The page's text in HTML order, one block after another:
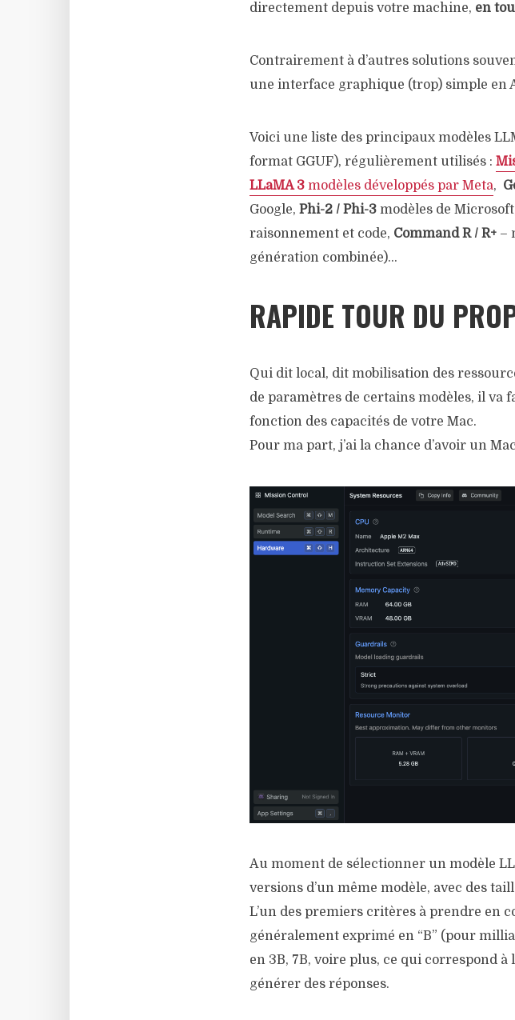
directement depuis votre machine, en
Contrairement à d’autres solutions
une interface graphique (trop) simple en
Voici une liste des principaux modèles
format GGUF), régulièrement utilisés :
LLaMA 3 modèles développés par Meta,
Google, Phi-2 / Phi-3 modèles de
raisonnement et code, Command R / R+ –
génération combinée)…
RAPIDE TOUR DU
Qui dit local, dit mobilisation des
de paramètres de certains modèles, il
fonction des capacités de votre Mac.
Pour ma part, j’ai la chance d’avoir un
Au moment de sélectionner un modèle
versions d’un même modèle, avec des
L’un des premiers critères à prendre en
généralement exprimé en “B” (pour
en 3B, 7B, voire plus, ce qui correspond
générer des réponses.